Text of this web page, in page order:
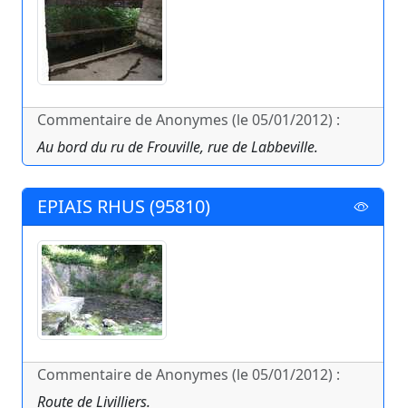
Commentaire de Anonymes (le 05/01/2012) :
Au bord du ru de Frouville, rue de Labbeville.
EPIAIS RHUS (95810)
Commentaire de Anonymes (le 05/01/2012) :
Route de Livilliers.